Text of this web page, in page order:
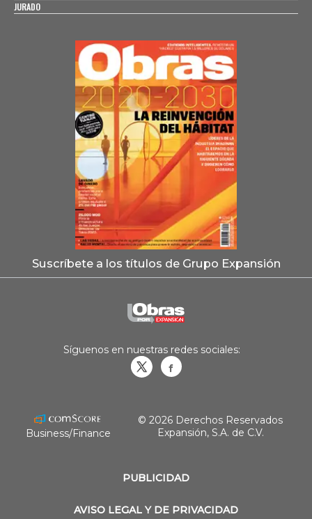
JURADO
Suscríbete a los títulos de Grupo Expansión
PUBLICIDAD
AVISO LEGAL Y DE PRIVACIDAD
Síguenos en nuestras redes sociales:
Business/Finance
© 2026 Derechos Reservados
Expansión, S.A. de C.V.